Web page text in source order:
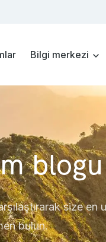
Bilgi merkezi
blogu
size en
bulun.